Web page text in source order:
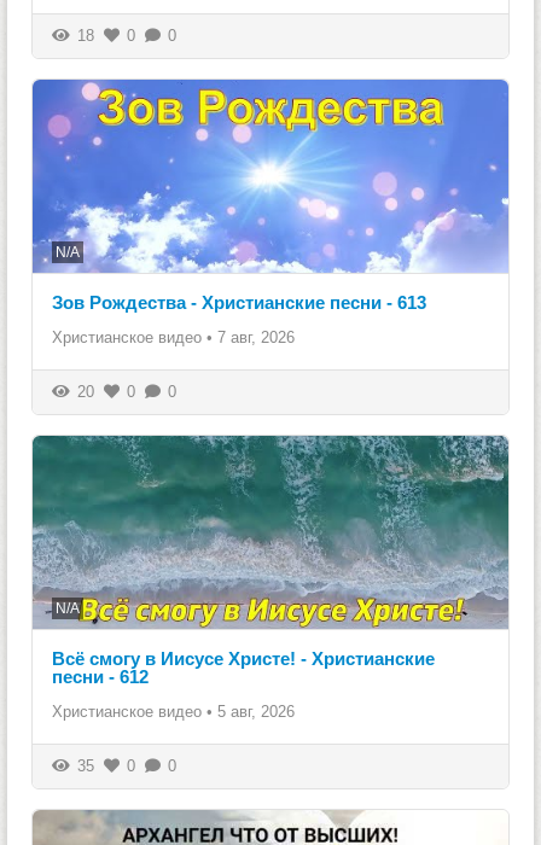
18 0 0
N/A
Зов Рождества - Христианские песни - 613
Христианское видео • 7 авг, 2026
20 0 0
N/A
Всё смогу в Иисусе Христе! - Христианские
песни - 612
Христианское видео • 5 авг, 2026
35 0 0